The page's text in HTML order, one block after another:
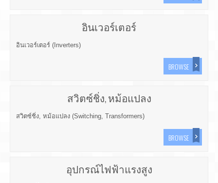
อินเวอร์เตอร์
อินเวอร์เตอร์ (Inverters)
BROWSE
สวิตซ์ชิ่ง, หม้อแปลง
สวิตซ์ชิ่ง, หม้อแปลง (Switching, Transformers)
BROWSE
อุปกรณ์ไฟฟ้าแรงสูง